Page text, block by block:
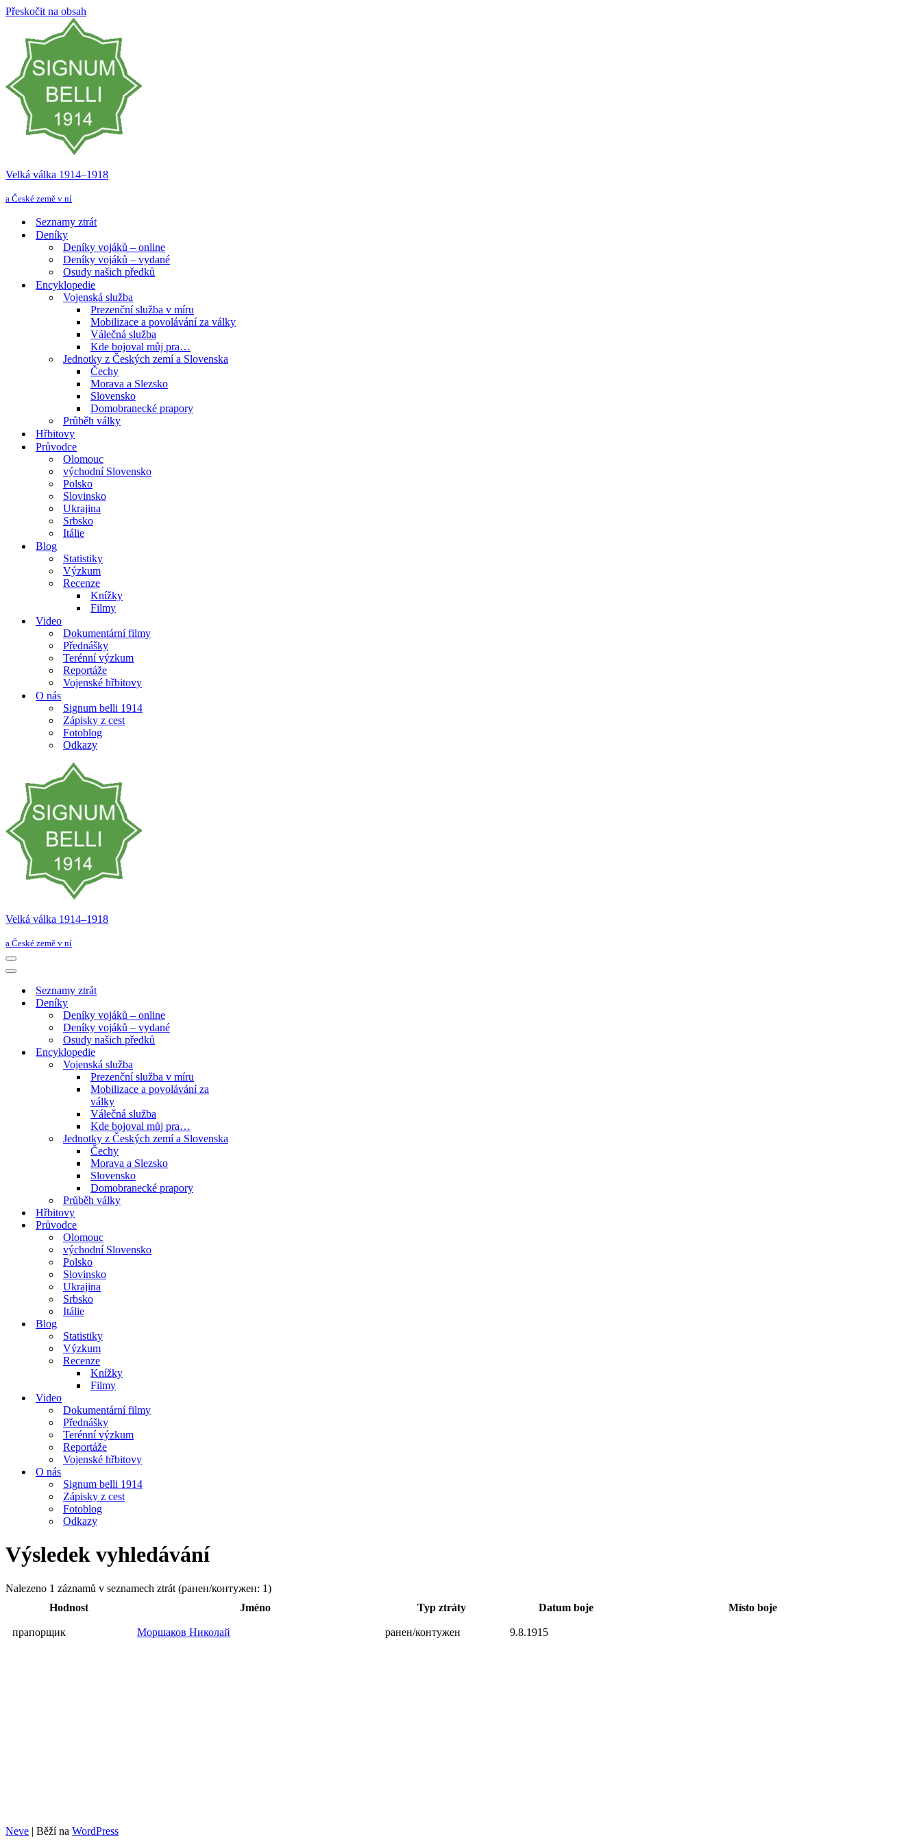
Přeskočit na obsah
Velká válka 1914–⁠⁠⁠⁠⁠⁠1918
a České země v ní
Seznamy ztrát
Deníky
Deníky vojáků – online
Deníky vojáků – vydané
Osudy našich předků
Encyklopedie
Vojenská služba
Prezenční služba v míru
Mobilizace a povolávání za války
Válečná služba
Kde bojoval můj pra…
Jednotky z Českých zemí a Slovenska
Čechy
Morava a Slezsko
Slovensko
Domobranecké prapory
Průběh války
Hřbitovy
Průvodce
Olomouc
východní Slovensko
Polsko
Slovinsko
Ukrajina
Srbsko
Itálie
Blog
Statistiky
Výzkum
Recenze
Knížky
Filmy
Video
Dokumentární filmy
Přednášky
Terénní výzkum
Reportáže
Vojenské hřbitovy
O nás
Signum belli 1914
Zápisky z cest
Fotoblog
Odkazy
Velká válka 1914–⁠⁠⁠⁠⁠⁠1918
a České země v ní
Navigační
menu
Navigační
Seznamy ztrát
Deníky
Deníky vojáků – online
Deníky vojáků – vydané
Osudy našich předků
Encyklopedie
Vojenská služba
Prezenční služba v míru
Mobilizace a povolávání za
války
Válečná služba
Kde bojoval můj pra…
Jednotky z Českých zemí a Slovenska
Čechy
Morava a Slezsko
Slovensko
Domobranecké prapory
Průběh války
Hřbitovy
Průvodce
Olomouc
východní Slovensko
Polsko
Slovinsko
Ukrajina
Srbsko
Itálie
Blog
Statistiky
Výzkum
Recenze
Knížky
Filmy
Video
Dokumentární filmy
Přednášky
Terénní výzkum
Reportáže
Vojenské hřbitovy
O nás
Signum belli 1914
Zápisky z cest
Fotoblog
Odkazy
Výsledek vyhledávání
Nalezeno 1 záznamů v seznamech ztrát (ранен/контужен: 1)
Hodnost
Jméno Typ ztráty Datum boje Místo boje
прапорщик Моршаков Николай ранен/контужен 9.8.1915
Neve | Běží na WordPress